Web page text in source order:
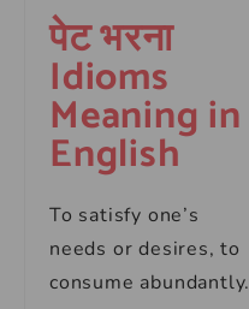
पेट भरना
Idioms
Meaning in
English
To satisfy one’s
needs or desires, to
consume abundantly.